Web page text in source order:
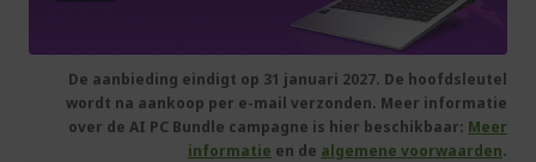
De aanbieding eindigt op 31 januari 2027. De hoofdsleutel
wordt na aankoop per e-mail verzonden. Meer informatie
over de AI PC Bundle campagne is hier beschikbaar: Meer
informatie en de algemene voorwaarden.